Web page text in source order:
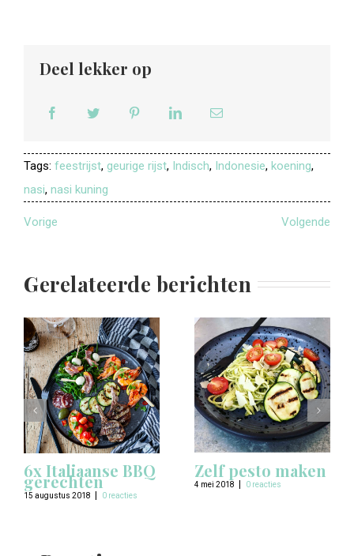
Deel lekker op
Tags: feestrijst, geurige rijst, Indisch, Indonesie, koening,
nasi, nasi kuning
Vorige Volgende
Gerelateerde berichten
6x Italiaanse BBQ
gerechten
15 augustus 2018 0 reacties
Zelf pesto maken
4 mei 2018 0 reacties